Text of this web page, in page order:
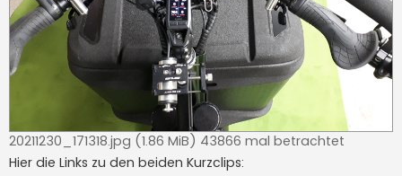
20211230_171318.jpg (1.86 MiB) 43866 mal betrachtet
Hier die Links zu den beiden Kurzclips: